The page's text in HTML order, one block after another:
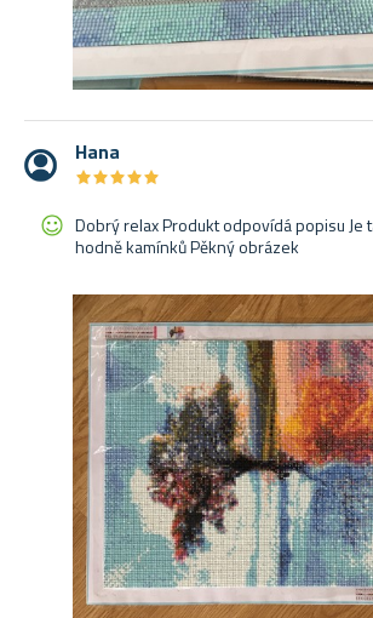
Hana
★★★★★
★★★★★
Dobrý relax Produkt odpovídá popisu Je
hodně kamínků Pěkný obrázek